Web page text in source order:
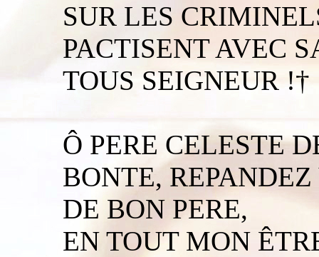
SUR LES
PACTISENT AVEC
TOUS SEIGNEUR !†
Ô PERE CELESTE
BONTE,
DE BON PERE,
EN TOUT MON